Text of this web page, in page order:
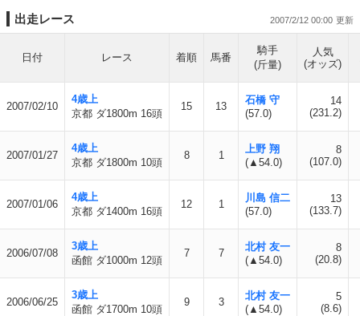
出走レース 2007/2/12 00:00
日付 レース 着順 馬番
騎手
(斤量)
人気
(オッズ)
2007/02/10
4歳上
京都 ダ1800m 16頭
15 13
石橋 守
(57.0)
14
(231.2)
2007/01/27
4歳上
京都 ダ1800m 10頭
8 1
上野 翔
(▲54.0)
8
(107.0)
2007/01/06
4歳上
京都 ダ1400m 16頭
12 1
川島 信二
(57.0)
13
(133.7)
2006/07/08
3歳上
函館 ダ1000m 12頭
7 7
北村 友一
(▲54.0)
8
(20.8)
2006/06/25
3歳上
函館 ダ1700m 10頭
9 3
北村 友一
(▲54.0)
5
(8.6)